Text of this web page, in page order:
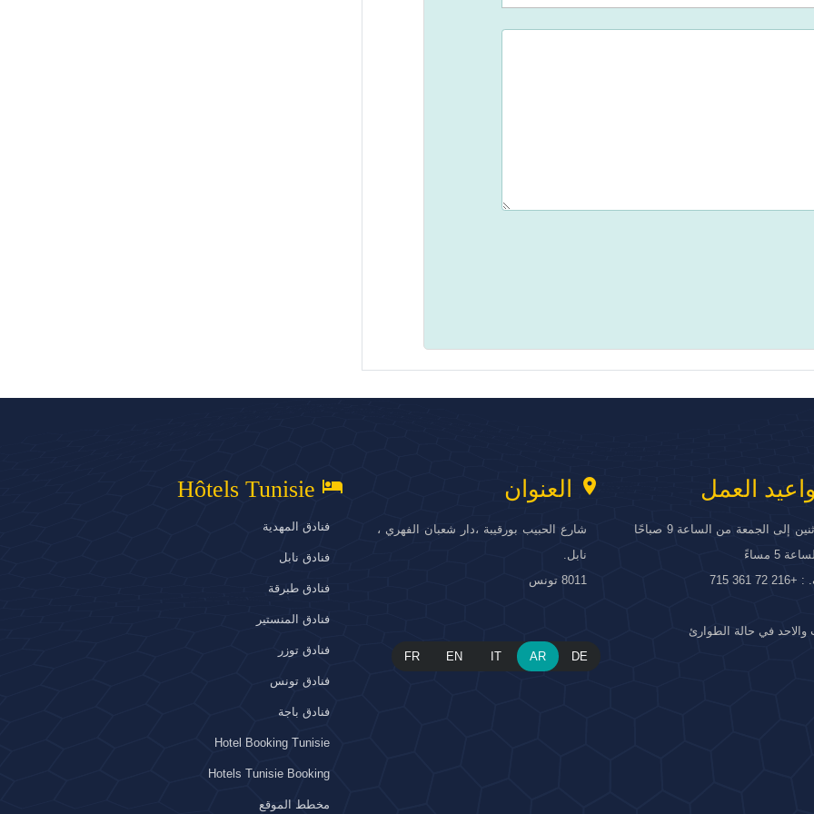
العمل
من الاثنين إلى الجمعة من الساعة 9 صباحًا
5 مساءً
361 715
والاحد في حالة الطوارئ
location_on العنوان
شارع الحبيب بورقيبة ،دار شعبان الفهري ،
نابل.
8011 تونس
FR EN IT AR DE
hotel
فنادق المهدية
فنادق نابل
فنادق طبرقة
فنادق المنستير
فنادق توزر
فنادق تونس
فنادق باجة
Hotel Booking Tunisie
Hotels Tunisie Booking
مخطط الموقع